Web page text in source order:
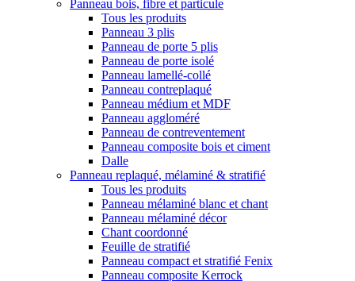
Panneau bois, fibre et particule
Tous les produits
Panneau 3 plis
Panneau de porte 5 plis
Panneau de porte isolé
Panneau lamellé-collé
Panneau contreplaqué
Panneau médium et MDF
Panneau aggloméré
Panneau de contreventement
Panneau composite bois et ciment
Dalle
Panneau replaqué, mélaminé & stratifié
Tous les produits
Panneau mélaminé blanc et chant
Panneau mélaminé décor
Chant coordonné
Feuille de stratifié
Panneau compact et stratifié Fenix
Panneau composite Kerrock